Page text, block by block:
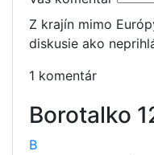
Z krajín mimo
diskusie ako
1 komentár
Borotalko
B